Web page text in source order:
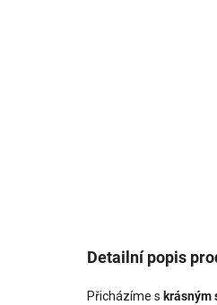
Detailní popis
Přicházíme s krásným